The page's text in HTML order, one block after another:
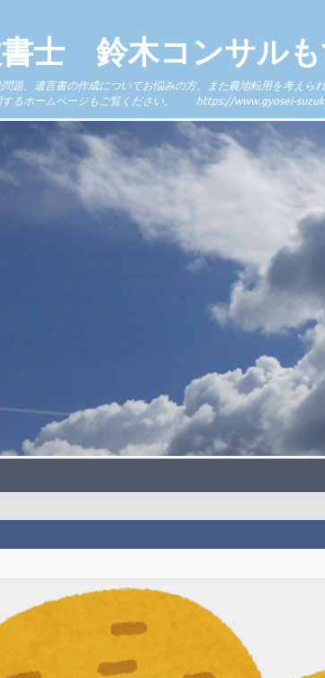
士 鈴木コンサル
題、遺言書の作成についてお悩みの方。また農地転用を考え
するホームページもご覧ください。 https://www.gyosei-